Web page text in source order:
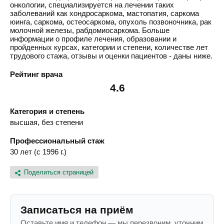
онкологии, специализируется на лечении таких
заболеваний как хондросаркома, мастопатия, саркома
юинга, саркома, остеосаркома, опухоль позвоночника, рак
молочной железы, рабдомиосаркома. Больше
информации о профиле лечения, образовании и
пройденных курсах, категории и степени, количестве лет
трудового стажа, отзывы и оценки пациентов - даны ниже.
Рейтинг врача
4.6
Категория и степень
высшая, без степени
Профессиональный стаж
30 лет (с 1996 г.)
Поделиться страницей
Записаться на приём